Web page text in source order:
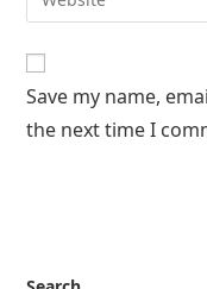
Save my name,
the next time I